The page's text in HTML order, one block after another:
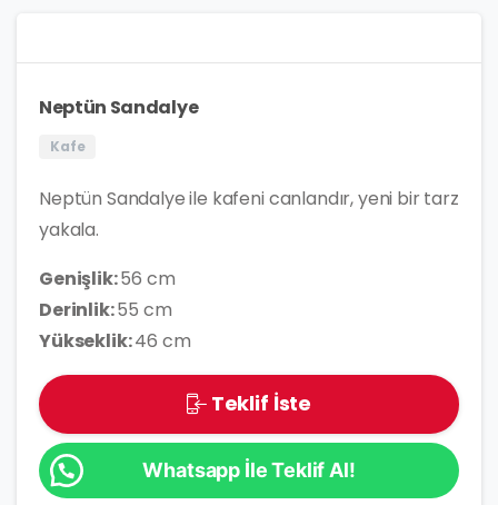
Neptün Sandalye
Kafe
Neptün Sandalye ile kafeni canlandır, yeni bir tarz
yakala.
Genişlik:56 cm
Derinlik:55 cm
Yükseklik:46 cm
Teklif İste
Whatsapp İle Teklif Al!